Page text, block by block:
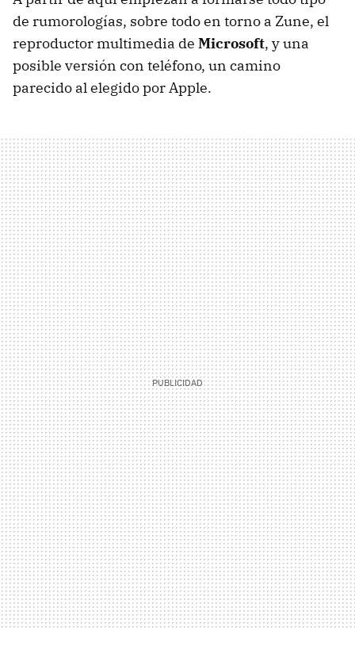
de rumorologías, sobre todo en torno a Zune, el
reproductor multimedia de Microsoft, y una
posible versión con teléfono, un camino
parecido al elegido por Apple.